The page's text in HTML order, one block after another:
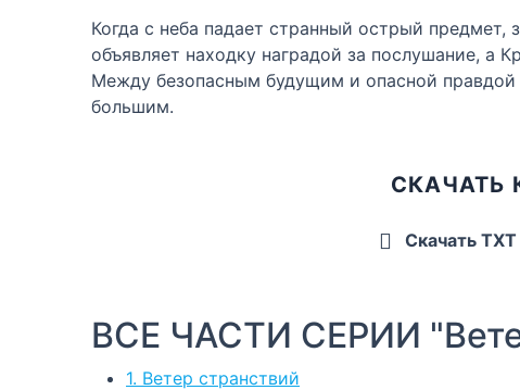
Когда с неба падает странный острый
объявляет находку наградой за послушание, а
Между безопасным будущим и опасной
большим.
СКАЧАТЬ
Скачать TXT
ВСЕ ЧАСТИ СЕРИИ
1. Ветер странствий